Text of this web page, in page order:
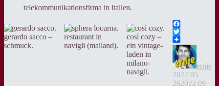
telekommunikationsfirma in italien.
gerardo sacco –
schmuck.
restaurant in
navigli (mailand).
così cozy –
ein vintage-
laden in
milano-
navigli.
Facebook
Twitter
ernie
2022 05
262022 09